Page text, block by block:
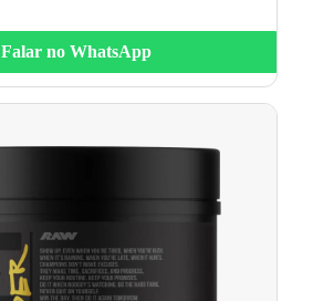
Falar no WhatsApp